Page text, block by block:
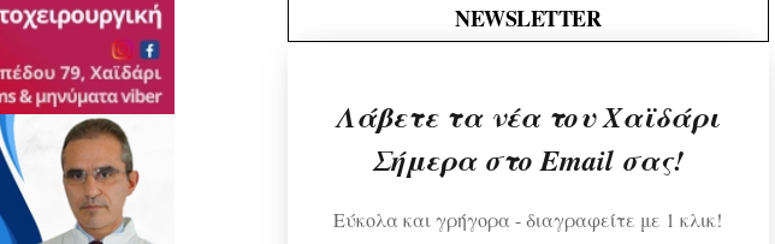
NEWSLETTER
Λάβετε τα νέα του Χαϊδάρι
Σήμερα στο Email σας!
Εύκολα και γρήγορα - διαγραφείτε με 1 κλικ!